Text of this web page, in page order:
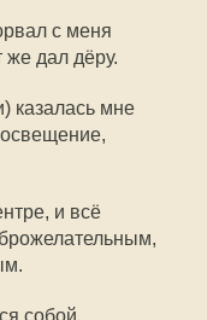
с меня
же дал дёру.
казалась мне
и всё
собой.